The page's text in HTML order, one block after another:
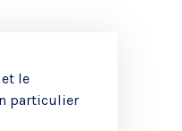
le
particulier